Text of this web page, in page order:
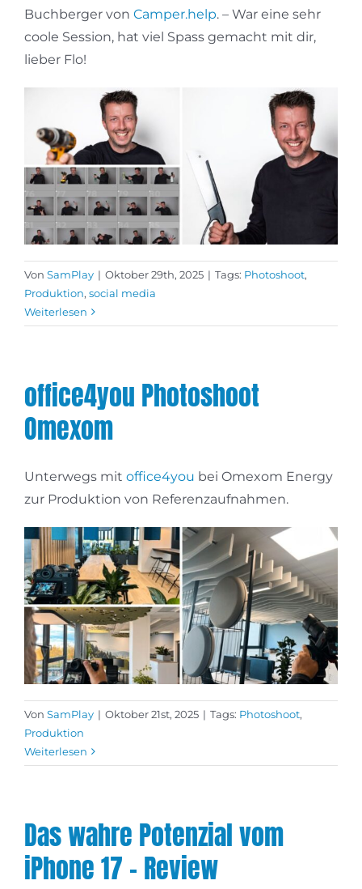
Buchberger von Camper.help. – War eine sehr
coole Session, hat viel Spass gemacht mit dir,
lieber Flo!
Von SamPlay | Oktober 29th, 2025 | Tags: Photoshoot,
Produktion, social media
Weiterlesen
office4you Photoshoot
Omexom
Unterwegs mit office4you bei Omexom Energy
zur Produktion von Referenzaufnahmen.
Von SamPlay | Oktober 21st, 2025 | Tags: Photoshoot,
Produktion
Weiterlesen
Das wahre Potenzial vom
iPhone 17 – Review